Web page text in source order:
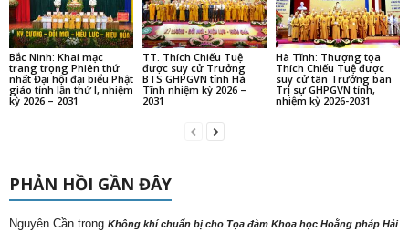
Bắc Ninh: Khai mạc
trang trọng Phiên thứ
nhất Đại hội đại biểu Phật
giáo tỉnh lần thứ I, nhiệm
kỳ 2026 – 2031
TT. Thích Chiếu Tuệ
được suy cử Trưởng
BTS GHPGVN tỉnh Hà
Tĩnh nhiệm kỳ 2026 –
2031
Hà Tĩnh: Thượng tọa
Thích Chiếu Tuệ được
suy cử tân Trưởng ban
Trị sự GHPGVN tỉnh,
nhiệm kỳ 2026-2031
PHẢN HỒI GẦN ĐÂY
Nguyên Cần trong Không khí chuẩn bị cho Tọa đàm Khoa học Hoằng pháp Hải